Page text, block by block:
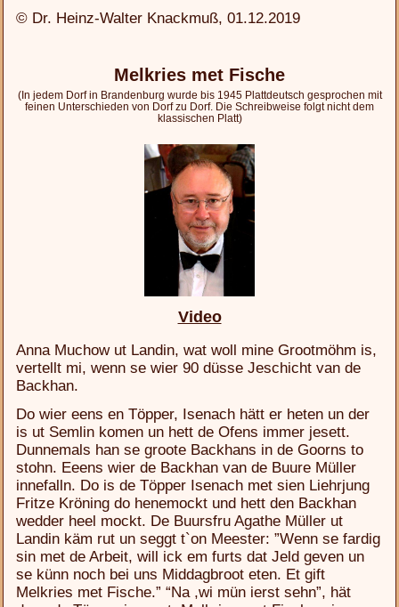
© Dr. Heinz-Walter Knackmuß, 01.12.2019
Melkries met Fische
(In jedem Dorf in Brandenburg wurde bis 1945 Plattdeutsch gesprochen mit
feinen Unterschieden von Dorf zu Dorf. Die Schreibweise folgt nicht dem
klassischen Platt)
Video
Anna Muchow ut Landin, wat woll mine Grootmöhm is,
vertellt mi, wenn se wier 90 düsse Jeschicht van de
Backhan.
Do wier eens en Töpper, Isenach hätt er heten un der
is ut Semlin komen un hett de Ofens immer jesett.
Dunnemals han se groote Backhans in de Goorns to
stohn. Eeens wier de Backhan van de Buure Müller
innefalln. Do is de Töpper Isenach met sien Liehrjung
Fritze Kröning do henemockt und hett den Backhan
wedder heel mockt. De Buursfru Agathe Müller ut
Landin käm rut un seggt t`on Meester: ”Wenn se fardig
sin met de Arbeit, will ick em furts dat Jeld geven un
se künn noch bei uns Middagbroot eten. Et gift
Melkries met Fische.” “Na ,wi mün ierst sehn”, hät